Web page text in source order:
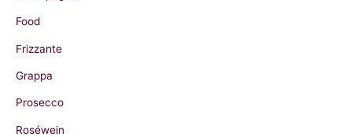
:
Food
Frizzante
Grappa
Prosecco
Roséwein